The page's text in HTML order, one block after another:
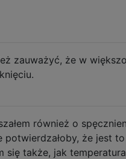
zauważyć, że w
również o
potwierdzałoby, że jest
się także, jak